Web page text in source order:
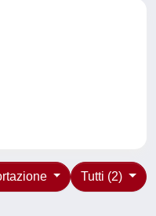
Tutti (2)